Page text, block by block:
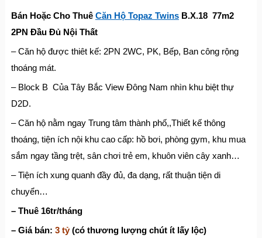
Bán Hoặc Cho Thuê Căn Hộ Topaz TwinsB.X.18 77m2
2PN Đầu Đủ Nội Thất
– Căn hộ được thiêt kế: 2PN 2WC, PK, Bếp, Ban công rộng
thoáng mát.
– Block B Của Tây Bắc View Đông Nam nhìn khu biệt thự
D2D.
– Căn hộ nằm ngay Trung tâm thành phố,,Thiết kế thông
thoáng, tiện ích nội khu cao cấp: hồ bơi, phòng gym, khu mua
sắm ngay tầng trệt, sân chơi trẻ em, khuôn viên cây xanh…
– Tiện ích xung quanh đầy đủ, đa dạng, rất thuận tiện di
chuyển…
– Thuê 16tr/tháng
– Giá bán: 3 tỷ(có thương lượng chút ít lấy lộc)